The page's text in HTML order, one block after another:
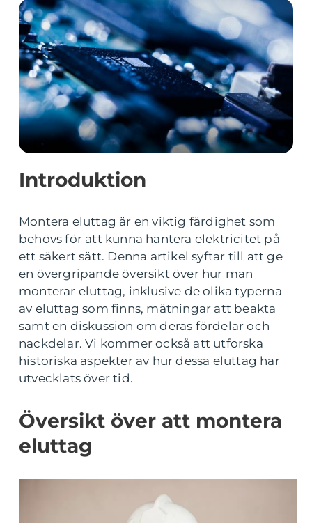
Introduktion
Montera eluttag är en viktig färdighet som
behövs för att kunna hantera elektricitet på
ett säkert sätt. Denna artikel syftar till att ge
en övergripande översikt över hur man
monterar eluttag, inklusive de olika typerna
av eluttag som finns, mätningar att beakta
samt en diskussion om deras fördelar och
nackdelar. Vi kommer också att utforska
historiska aspekter av hur dessa eluttag har
utvecklats över tid.
Översikt över att montera
eluttag